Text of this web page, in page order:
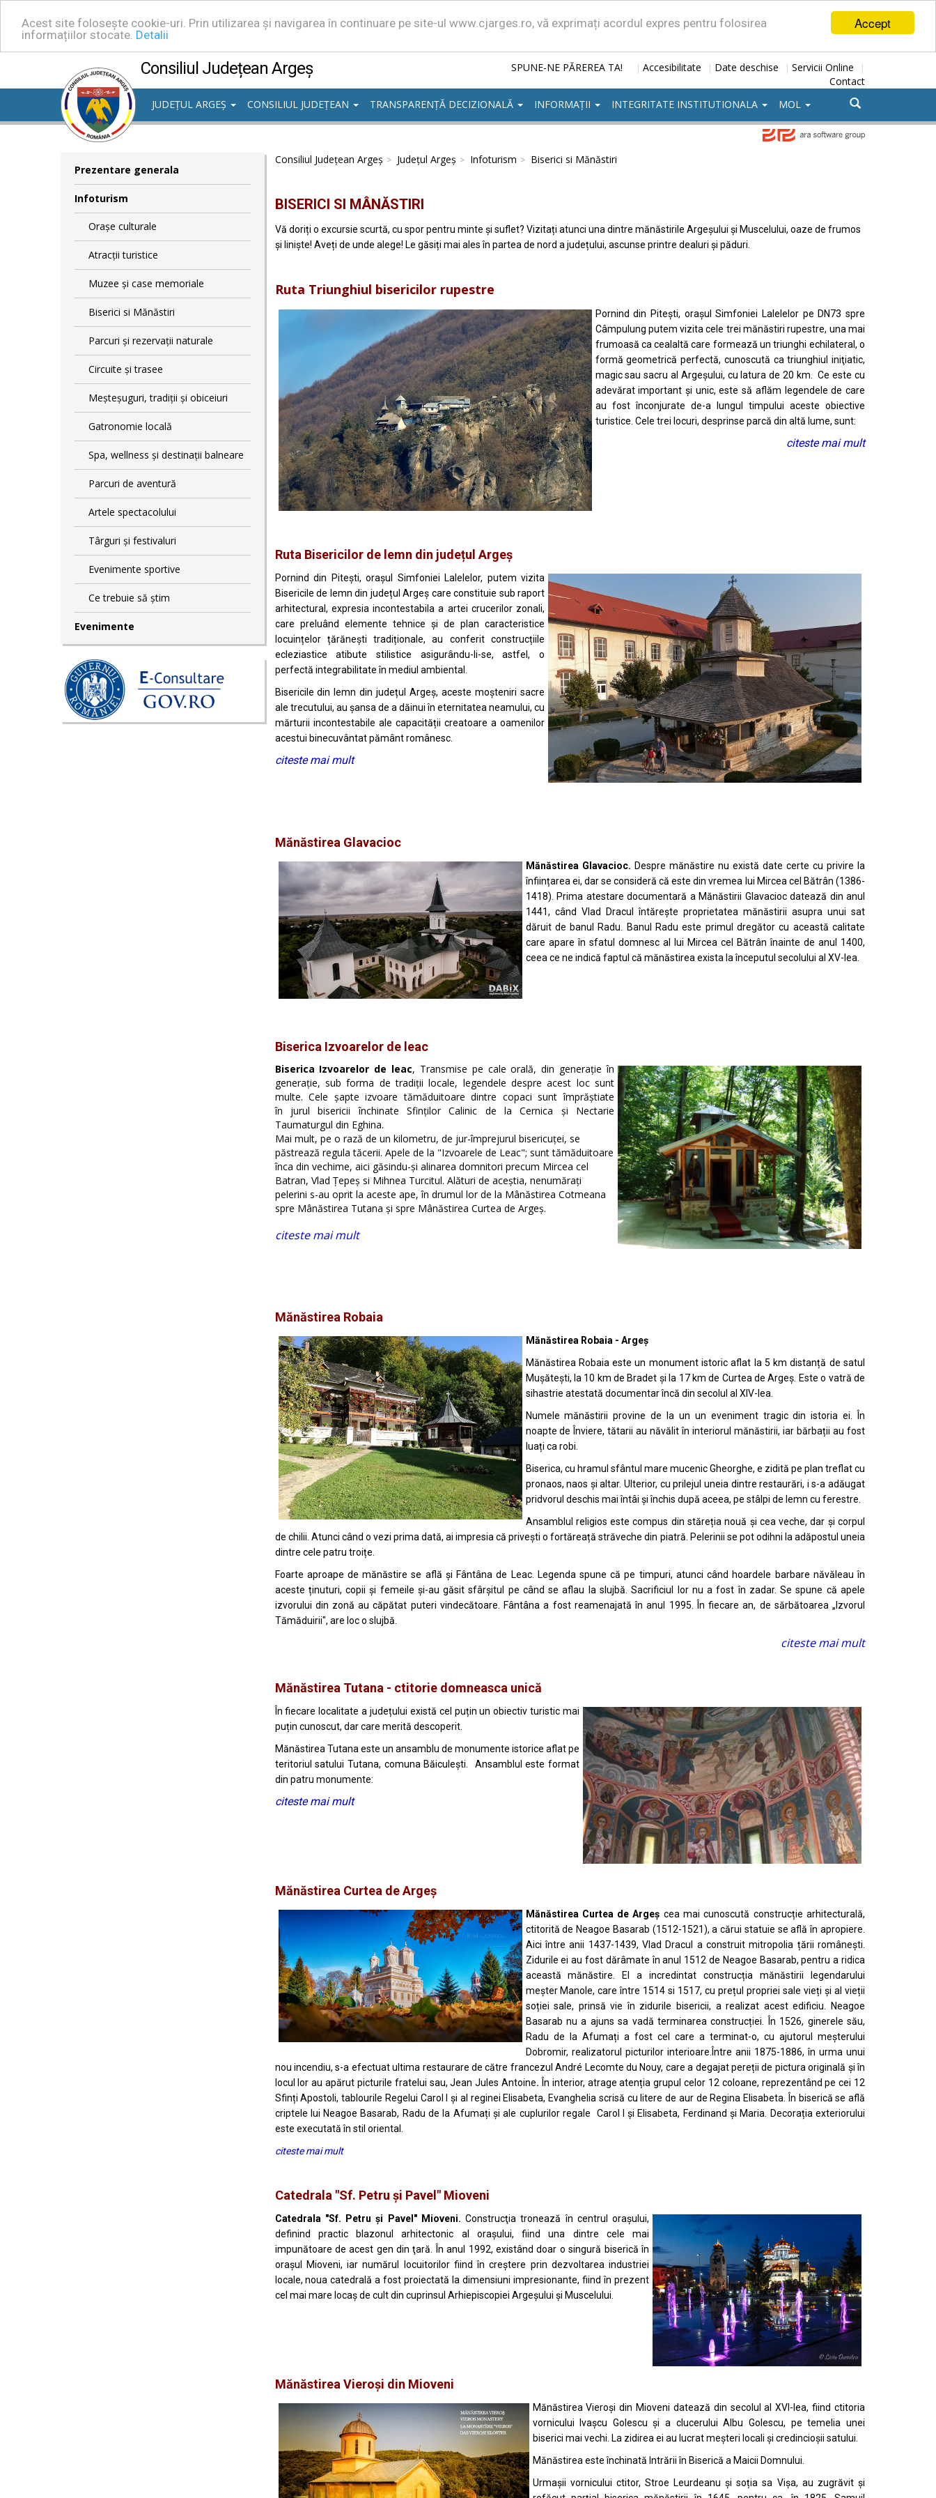
Accept
Acest site folosește cookie-uri. Prin utilizarea și navigarea în continuare pe site-ul www.cjarges.ro, vă exprimați acordul expres pentru folosirea
informațiilor stocate. Detalii
Consiliul Județean Argeș SPUNE-NE PĂREREA TA! | Accesibilitate | Date deschise | Servicii Online |
Contact
JUDEȚUL ARGEȘ
CONSILIUL JUDEȚEAN TRANSPARENȚĂ DECIZIONALĂ INFORMAȚII INTEGRITATE INSTITUTIONALA MOL
Prezentare generala
Infoturism
Orașe culturale
Atracții turistice
Muzee și case memoriale
Biserici si Mănăstiri
Parcuri și rezervații naturale
Circuite și trasee
Meșteșuguri, tradiții și obiceiuri
Gatronomie locală
Spa, wellness și destinații balneare
Parcuri de aventură
Artele spectacolului
Târguri și festivaluri
Evenimente sportive
Ce trebuie să știm
Evenimente
Consiliul Județean Argeș Județul Argeș Infoturism Biserici si Mănăstiri
BISERICI SI MÂNĂSTIRI
Vă doriți o excursie scurtă, cu spor pentru minte și suflet? Vizitați atunci una dintre mănăstirile Argeșului și Muscelului, oaze de frumos
și liniște! Aveți de unde alege! Le găsiți mai ales în partea de nord a județului, ascunse printre dealuri și păduri.
Ruta Triunghiul bisericilor rupestre
Pornind din Pitești, orașul Simfoniei Lalelelor pe DN73 spre
Câmpulung putem vizita cele trei mănăstiri rupestre, una mai
frumoasă ca cealaltă care formează un triunghi echilateral, o
formă geometrică perfectă, cunoscută ca triunghiul iniţiatic,
magic sau sacru al Argeşului, cu latura de 20 km. Ce este cu
adevărat important și unic, este să aflăm legendele de care
au fost înconjurate de-a lungul timpului aceste obiective
turistice. Cele trei locuri, desprinse parcă din altă lume, sunt:
citeste mai mult
Ruta Bisericilor de lemn din județul Argeș
Pornind din Pitești, orașul Simfoniei Lalelelor, putem vizita
Bisericile de lemn din județul Argeș care constituie sub raport
arhitectural, expresia incontestabila a artei crucerilor zonali,
care preluând elemente tehnice și de plan caracteristice
locuințelor țărănești tradiționale, au conferit construcțiile
ecleziastice atibute stilistice asigurându-li-se, astfel, o
perfectă integrabilitate în mediul ambiental.
Bisericile din lemn din județul Argeș, aceste moșteniri sacre
ale trecutului, au șansa de a dăinui în eternitatea neamului, cu
mărturii incontestabile ale capacității creatoare a oamenilor
acestui binecuvântat pământ românesc.
citeste mai mult
Mănăstirea Glavacioc
Mănăstirea Glavacioc. Despre mănăstire nu există date certe cu privire la
înființarea ei, dar se consideră că este din vremea lui Mircea cel Bătrân (1386-
1418). Prima atestare documentară a Mănăstirii Glavacioc datează din anul
1441, când Vlad Dracul întărește proprietatea mănăstirii asupra unui sat
dăruit de banul Radu. Banul Radu este primul dregător cu această calitate
care apare în sfatul domnesc al lui Mircea cel Bătrân înainte de anul 1400,
ceea ce ne indică faptul că mănăstirea exista la începutul secolului al XV-lea.
Biserica Izvoarelor de leac
Biserica Izvoarelor de leac, Transmise pe cale orală, din generaţie în
generaţie, sub forma de tradiţii locale, legendele despre acest loc sunt
multe. Cele şapte izvoare tămăduitoare dintre copaci sunt împrăştiate
în jurul bisericii închinate Sfinţilor Calinic de la Cernica şi Nectarie
Taumaturgul din Eghina.
Mai mult, pe o rază de un kilometru, de jur-împrejurul bisericuţei, se
păstrează regula tăcerii. Apele de la "Izvoarele de Leac"; sunt tămăduitoare
înca din vechime, aici găsindu-şi alinarea domnitori precum Mircea cel
Batran, Vlad Ţepeş si Mihnea Turcitul. Alături de aceştia, nenumăraţi
pelerini s-au oprit la aceste ape, în drumul lor de la Mânăstirea Cotmeana
spre Mânăstirea Tutana şi spre Mânăstirea Curtea de Argeş.
citeste mai mult
Mănăstirea Robaia
Mănăstirea Robaia - Argeș
Mănăstirea Robaia este un monument istoric aflat la 5 km distanță de satul
Mușătești, la 10 km de Bradet și la 17 km de Curtea de Argeș. Este o vatră de
sihastrie atestată documentar încă din secolul al XIV-lea.
Numele mănăstirii provine de la un un eveniment tragic din istoria ei. În
noapte de Înviere, tătarii au năvălit în interiorul mănăstirii, iar bărbații au fost
luați ca robi.
Biserica, cu hramul sfântul mare mucenic Gheorghe, e zidită pe plan treflat cu
pronaos, naos și altar. Ulterior, cu prilejul uneia dintre restaurări, i s-a adăugat
pridvorul deschis mai întâi și închis după aceea, pe stâlpi de lemn cu ferestre.
Ansamblul religios este compus din stăreția nouă și cea veche, dar și corpul
de chilii. Atunci când o vezi prima dată, ai impresia că privești o fortăreață străveche din piatră. Pelerinii se pot odihni la adăpostul uneia
dintre cele patru troițe.
Foarte aproape de mănăstire se află și Fântâna de Leac. Legenda spune că pe timpuri, atunci când hoardele barbare năvăleau în
aceste ținuturi, copii și femeile și-au găsit sfârșitul pe când se aflau la slujbă. Sacrificiul lor nu a fost în zadar. Se spune că apele
izvorului din zonă au căpătat puteri vindecătoare. Fântâna a fost reamenajată în anul 1995. În fiecare an, de sărbătoarea „Izvorul
Tămăduirii", are loc o slujbă.
citeste mai mult
Mănăstirea Tutana - ctitorie domneasca unică
În fiecare localitate a județului există cel puțin un obiectiv turistic mai
puțin cunoscut, dar care merită descoperit.
Mănăstirea Tutana este un ansamblu de monumente istorice aflat pe
teritoriul satului Tutana, comuna Băiculești. Ansamblul este format
din patru monumente:
citeste mai mult
Mănăstirea Curtea de Argeș
Mănăstirea Curtea de Argeș cea mai cunoscută construcție arhitecturală,
ctitorită de Neagoe Basarab (1512-1521), a cărui statuie se află în apropiere.
Aici între anii 1437-1439, Vlad Dracul a construit mitropolia țării românești.
Zidurile ei au fost dărâmate în anul 1512 de Neagoe Basarab, pentru a ridica
această mănăstire. El a incredintat construcția mănăstirii legendarului
meșter Manole, care între 1514 si 1517, cu prețul propriei sale vieți și al vieții
soției sale, prinsă vie în zidurile bisericii, a realizat acest edificiu. Neagoe
Basarab nu a ajuns sa vadă terminarea construcției. În 1526, ginerele său,
Radu de la Afumați a fost cel care a terminat-o, cu ajutorul meșterului
Dobromir, realizatorul picturilor interioare.Între anii 1875-1886, în urma unui
nou incendiu, s-a efectuat ultima restaurare de către francezul André Lecomte du Nouy, care a degajat pereții de pictura originală și în
locul lor au apărut picturile fratelui sau, Jean Jules Antoine. În interior, atrage atenția grupul celor 12 coloane, reprezentând pe cei 12
Sfinți Apostoli, tablourile Regelui Carol I și al reginei Elisabeta, Evanghelia scrisă cu litere de aur de Regina Elisabeta. În biserică se află
criptele lui Neagoe Basarab, Radu de la Afumați și ale cuplurilor regale Carol I și Elisabeta, Ferdinand și Maria. Decorația exteriorului
este executată în stil oriental.
citeste mai mult
Catedrala "Sf. Petru și Pavel" Mioveni
Catedrala "Sf. Petru și Pavel" Mioveni. Construcţia tronează în centrul oraşului,
definind practic blazonul arhitectonic al oraşului, fiind una dintre cele mai
impunătoare de acest gen din ţară. În anul 1992, existând doar o singură biserică în
oraşul Mioveni, iar numărul locuitorilor fiind în creştere prin dezvoltarea industriei
locale, noua catedrală a fost proiectată la dimensiuni impresionante, fiind în prezent
cel mai mare locaş de cult din cuprinsul Arhiepiscopiei Argeşului și Muscelului.
Mănăstirea Vieroşi din Mioveni
Mănăstirea Vieroși din Mioveni datează din secolul al XVI-lea, fiind ctitoria
vornicului Ivaşcu Golescu şi a clucerului Albu Golescu, pe temelia unei
biserici mai vechi. La zidirea ei au lucrat meșteri locali și credincioșii satului.
Mănăstirea este închinată Intrării în Biserică a Maicii Domnului.
Urmașii vornicului ctitor, Stroe Leurdeanu și soția sa Vișa, au zugrăvit și